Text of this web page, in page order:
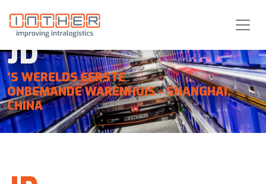
JD
'S WERELDS EERSTE
ONBEMANDE WARENHUIS - SHANGHAI,
CHINA
REFERENTIES